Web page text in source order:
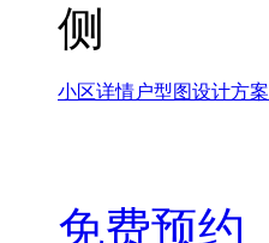
侧
小区详情户型图设计方案
免费预约